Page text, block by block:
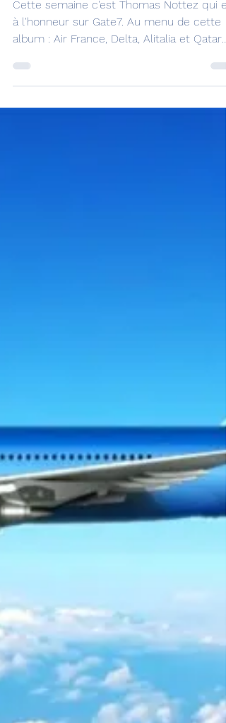
avec Thomas Nottez
Cette semaine c'est Thomas Nottez qui
album : Air France, Delta, Alitalia et Qatar
Airways....